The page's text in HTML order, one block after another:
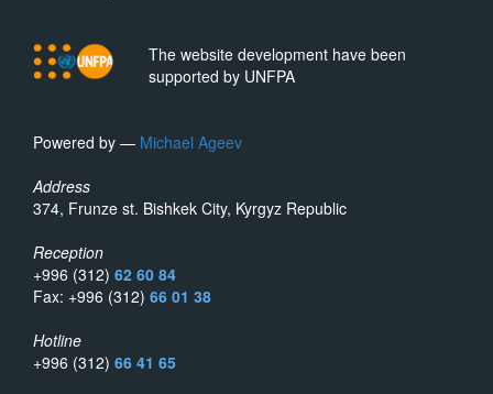
The website development have been
supported by UNFPA
Powered by — Michael Ageev
Address
374, Frunze st. Bishkek City, Kyrgyz Republic
Reception
+996 (312) 62 60 84
Fax: +996 (312) 66 01 38
Hotline
+996 (312) 66 41 65